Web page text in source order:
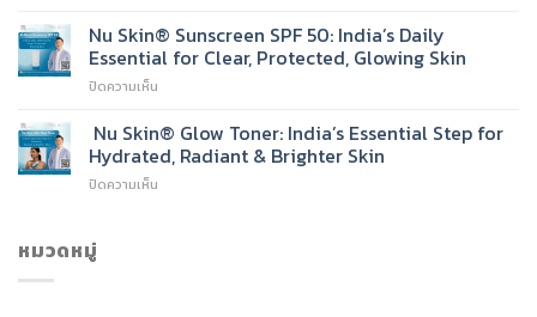
Skin®
Face
Wash:
Go-
To
Cleanser
Nu Skin® Sunscreen SPF 50: India’s Daily
Essential for Clear, Protected, Glowing Skin
ปิดความเห็น
Skin®
Sunscreen
SPF
Nu Skin® Glow Toner: India’s Essential Step for
Hydrated, Radiant & Brighter Skin
ปิดความเห็น
หมวดหมู่